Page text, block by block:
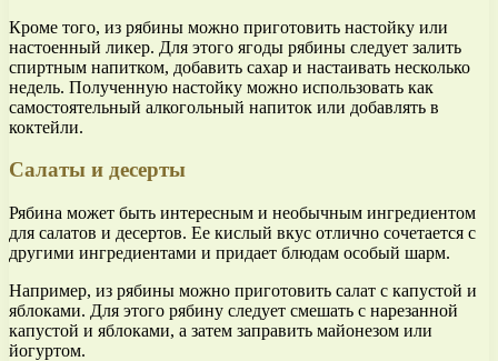
Кроме того, из рябины можно приготовить настойку или
настоенный ликер. Для этого ягоды рябины следует залить
спиртным напитком, добавить сахар и настаивать несколько
недель. Полученную настойку можно использовать как
самостоятельный алкогольный напиток или добавлять в
коктейли.
Салаты и десерты
Рябина может быть интересным и необычным ингредиентом
для салатов и десертов. Ее кислый вкус отлично сочетается с
другими ингредиентами и придает блюдам особый шарм.
Например, из рябины можно приготовить салат с капустой и
яблоками. Для этого рябину следует смешать с нарезанной
капустой и яблоками, а затем заправить майонезом или
йогуртом.